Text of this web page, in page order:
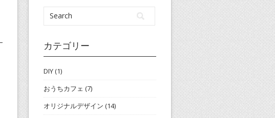
カテゴリー
DIY(1)
おうちカフェ (7)
オリジナルデザイン (14)